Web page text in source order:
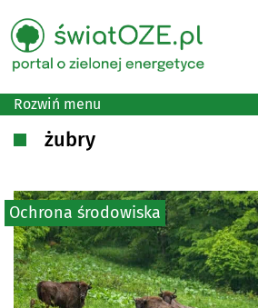
Rozwiń menu
żubry
Ochrona środowiska